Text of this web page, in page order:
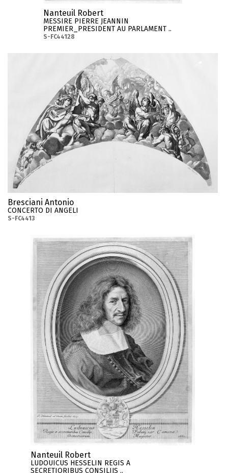
Nanteuil Robert
MESSIRE PIERRE JEANNIN
PREMIER_PRESIDENT AU PARLAMENT ..
S-FC44128
Bresciani Antonio
CONCERTO DI ANGELI
S-FC4413
Nanteuil Robert
LUDOUICUS HESSELIN REGIS A
SECRETIORIBUS CONSILIJS ..